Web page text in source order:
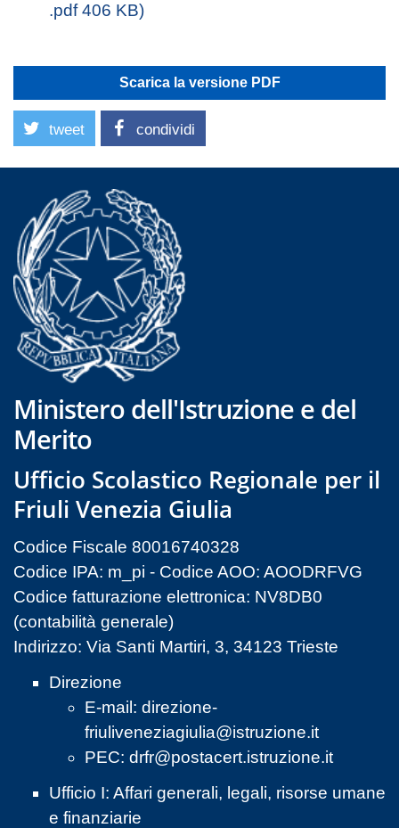
.pdf 406 KB)
Scarica la versione PDF
tweet condividi
Ministero dell'Istruzione e del
Merito
Ufficio Scolastico Regionale per il
Friuli Venezia Giulia
Codice Fiscale 80016740328
Codice IPA: m_pi - Codice AOO: AOODRFVG
Codice fatturazione elettronica: NV8DB0
(contabilità generale)
Indirizzo: Via Santi Martiri, 3, 34123 Trieste
Direzione
E-mail: direzione-
friuliveneziagiulia@istruzione.it
PEC: drfr@postacert.istruzione.it
Ufficio I: Affari generali, legali, risorse umane
e finanziarie